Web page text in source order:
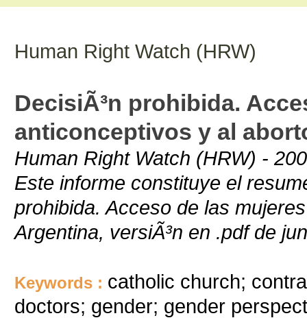
Human Right Watch (HRW)
DecisiÃ³n prohibida.
anticonceptivos y al
Human Right Watch (HRW) -
Este informe constituye el
prohibida. Acceso de las
Argentina, versiÃ³n en .pdf de
Keywords : catholic church;
doctors; gender; gender